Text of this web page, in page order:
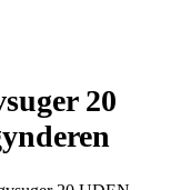
20